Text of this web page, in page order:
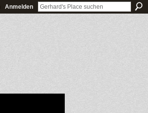
Anmelden